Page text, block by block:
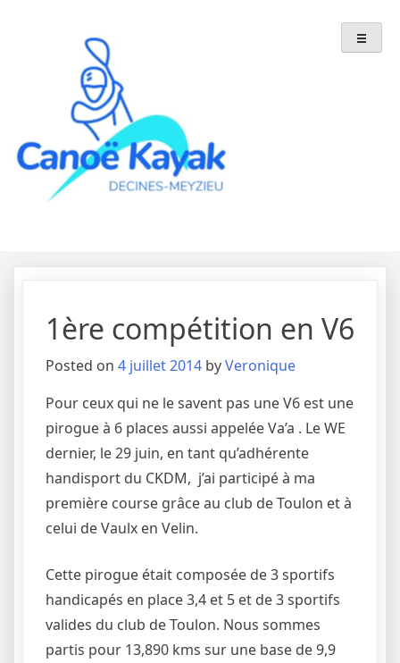
1ère compétition en V6
Posted on 4 juillet 2014 byVeronique
Pour ceux qui ne le savent pas une V6 est une
pirogue à 6 places aussi appelée Va’a . Le WE
dernier, le 29 juin, en tant qu’adhérente
handisport du CKDM, j’ai participé à ma
première course grâce au club de Toulon et à
celui de Vaulx en Velin.
Cette pirogue était composée de 3 sportifs
handicapés en place 3,4 et 5 et de 3 sportifs
valides du club de Toulon. Nous sommes
partis pour 13,890 kms sur une base de 9,9